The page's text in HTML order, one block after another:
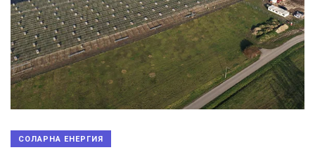
СОЛАРНА ЕНЕРГИЯ